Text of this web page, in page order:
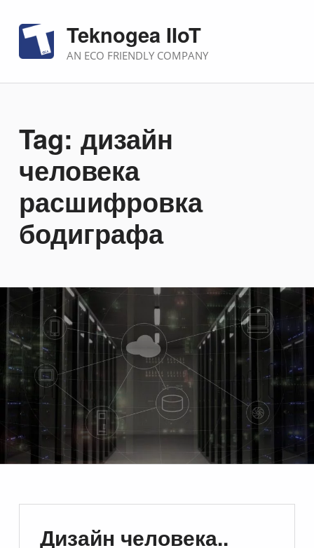
Teknogea IIoT
AN ECO FRIENDLY COMPANY
Tag: дизайн
человека
расшифровка
бодиграфа
Дизайн человека..